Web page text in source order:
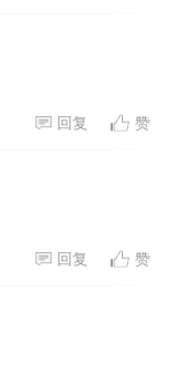
回复 赞
回复 赞